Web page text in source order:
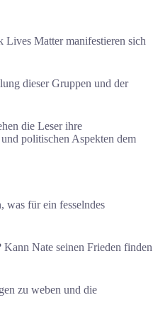
Lives Matter manifestieren sich
dieser Gruppen und der
die Leser ihre
politischen Aspekten dem
was für ein fesselndes
Nate seinen Frieden finden
zu weben und die